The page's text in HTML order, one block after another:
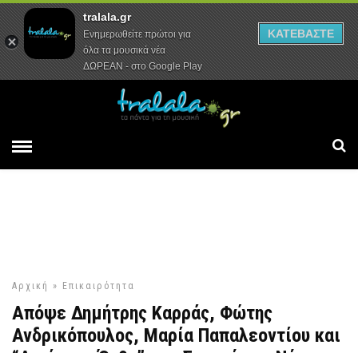
Αρχική Συνεντεύξεις Ρεπορτάζ
Αρχική » Επικαιρότητα
Απόψε Δημήτρης Καρράς, Φώτης
Ανδρικόπουλος, Μαρία Παπαλεοντίου και
tralala.gr
Ενημερωθείτε πρώτοι για
όλα τα μουσικά νέα
ΔΩΡΕΑΝ - στο Google Play
ΚΑΤΕΒΑΣΤΕ